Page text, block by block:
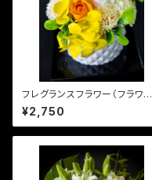
フレグランスフラワー（フラワー
ポット）
¥2,750